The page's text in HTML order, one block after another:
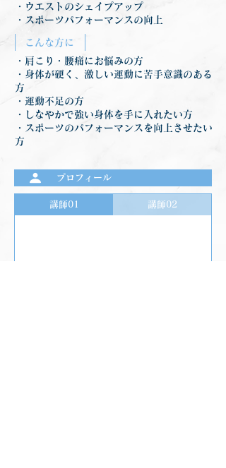
・ウエストのシェイプアップ
・スポーツパフォーマンスの向上
こんな方に
・肩こり・腰痛にお悩みの方
・身体が硬く、激しい運動に苦手意識のある
方
・運動不足の方
・しなやかで強い身体を手に入れたい方
・スポーツのパフォーマンスを向上させたい
方
プロフィール
講師01 講師02